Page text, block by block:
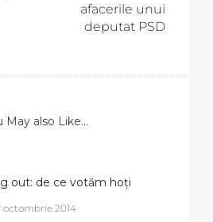
afacerile unui
deputat PSD
May also Like...
out: de ce votăm hoți
octombrie 2014